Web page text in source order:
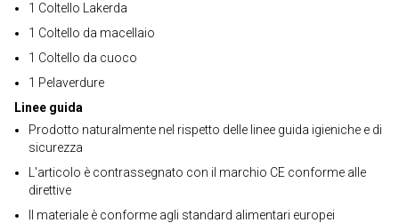
1 Coltello Lakerda
1 Coltello da macellaio
1 Coltello da cuoco
1 Pelaverdure
Linee guida
Prodotto naturalmente nel rispetto delle linee guida igieniche e di
sicurezza
L'articolo è contrassegnato con il marchio CE conforme alle
direttive
Il materiale è conforme agli standard alimentari europei